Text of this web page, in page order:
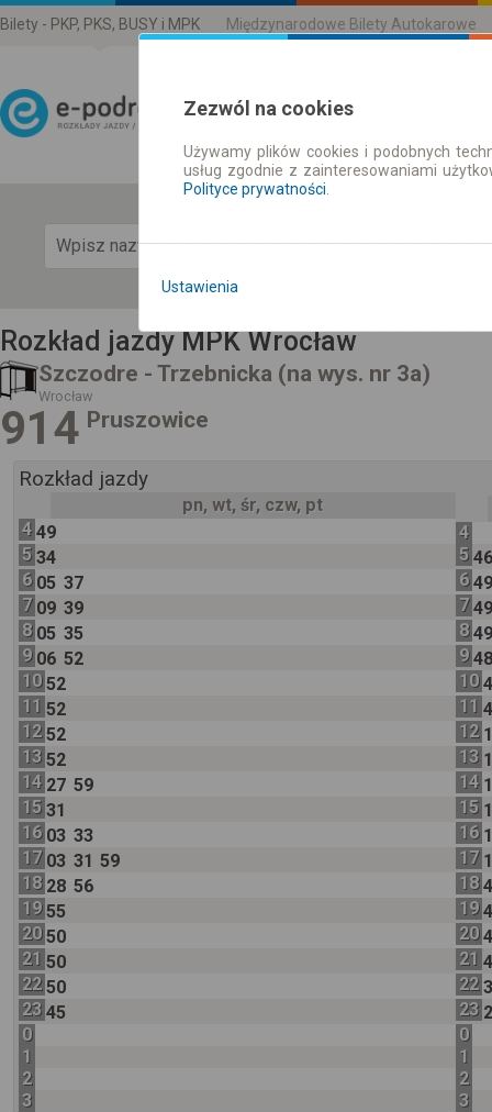
Bilety - PKP, PKS, BUSY i MPK Międzynarodowe Bilety Autokarowe
Rozkład Jazdy | Bilety
Rozkład jazdy MPK Wrocław
Szczodre - Trzebnicka (na wys. nr 3a)
Wrocław
914 Pruszowice
Rozkład jazdy
pn, wt, śr, czw, pt
4 49
5 34
6 05 37
7 09 39
8 05 35
9 06 52
10 52
11 52
12 52
13 52
14 27 59
15 31
16 03 33
17 03 31 59
18 28 56
19 55
20 50
21 50
22 50
23 45
0
1
2
3
4
5
6
7
8
9
10
11
12
13
14
15
16
17
18
19
20
21
22
23
0
1
2
3
Zezwól na cookies
Używamy plików cookies i podobnych
usług zgodnie z zainteresowaniami
Polityce prywatności
Ustawienia